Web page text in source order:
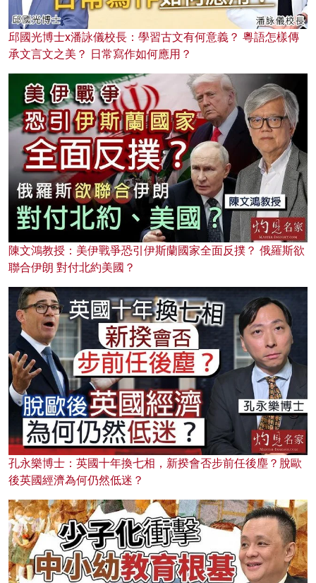
邱國光博士x潘詠儀校長：學習古文有何意義？ 粵語怎樣傳
承文言文之美？ 日常寫作如何應用？
陳文鴻教授：美伊戰爭恐引伊斯蘭國家全面反撲？ 俄羅斯欲
聯合伊朗 對付北約美國？
孔永樂博士：英國十年換七相，新揆會否步前任後塵？脫歐
後英國經濟為何仍然低迷？